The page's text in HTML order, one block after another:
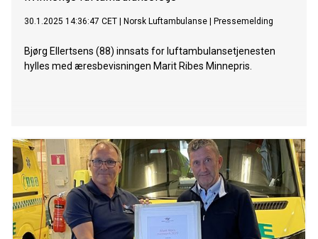
30.1.2025 14:36:47 CET Norsk Luftambulanse Pressemelding
Bjørg Ellertsens (88) innsats for luftambulansetjenesten
hylles med æresbevisningen Marit Ribes Minnepris.